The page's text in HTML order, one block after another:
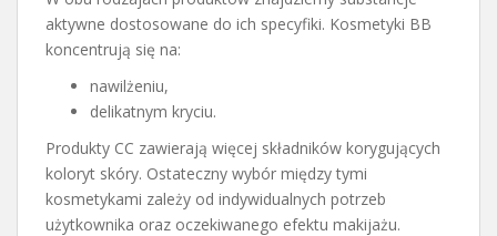
aktywne dostosowane do ich specyfiki. Kosmetyki BB
koncentrują się na:
nawilżeniu,
delikatnym kryciu.
Produkty CC zawierają więcej składników korygujących
koloryt skóry. Ostateczny wybór między tymi
kosmetykami zależy od indywidualnych potrzeb
użytkownika oraz oczekiwanego efektu makijażu.